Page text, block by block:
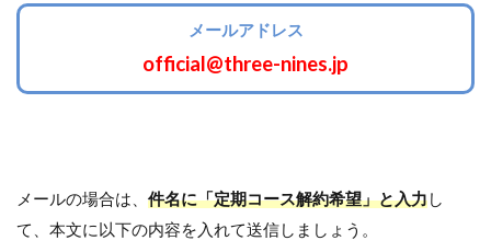
メールアドレス
official@three-nines.jp
メールの場合は、 件名に「定期コース解約希望」と入力し
て、本文に以下の内容を入れて送信しましょう。